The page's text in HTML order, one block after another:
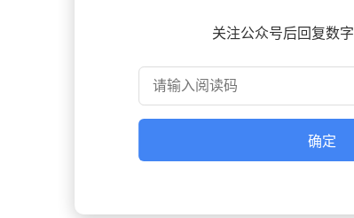
关注公众号后回复数字
确定